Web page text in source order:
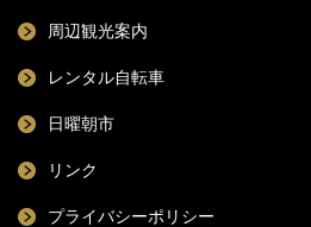
周辺観光案内
レンタル自転車
日曜朝市
リンク
プライバシーポリシー